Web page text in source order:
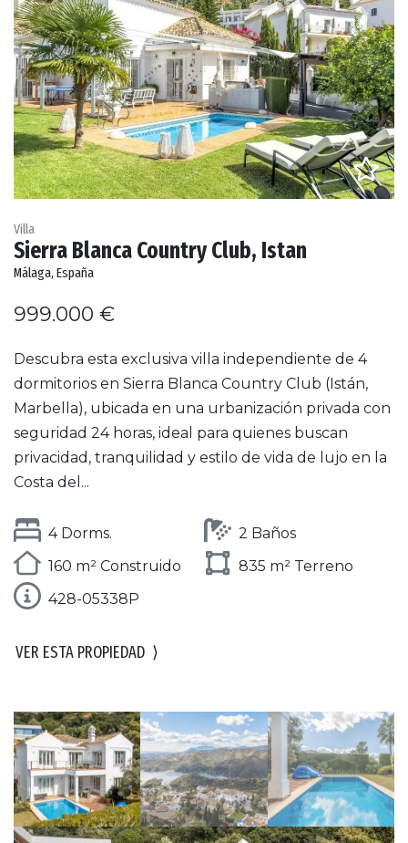
Villa
Sierra Blanca Country Club, Istan
Málaga, España
999.000 €
Descubra esta exclusiva villa independiente de 4
dormitorios en Sierra Blanca Country Club (Istán,
Marbella), ubicada en una urbanización privada con
seguridad 24 horas, ideal para quienes buscan
privacidad, tranquilidad y estilo de vida de lujo en la
Costa del...
4 Dorms.
2 Baños
160 m² Construido
835 m² Terreno
428-05338P
VER ESTA PROPIEDAD ⟩